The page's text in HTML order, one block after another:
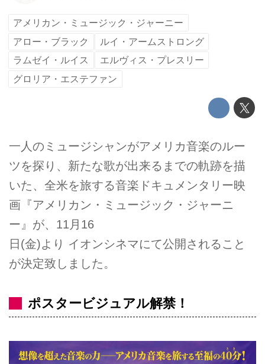
アメリカン・ミュージック・ジャーニー
アロー・ブラック
ルイ・アームストロング
ラムゼイ・ルイス
エルヴィス・プレスリー
グロリア・エステファン
一人のミュージシャンがアメリカ音楽のルー
ツを探り、新たな歌が出来るまでの軌跡を描
いた、全米を旅する音楽ドキュメンタリー映
画『アメリカン・ミュージック・ジャーニ
ー』が、11月16
日(金)より イオンシネマにて公開されること
が決定致しました。
ポスタービジュアル解禁！